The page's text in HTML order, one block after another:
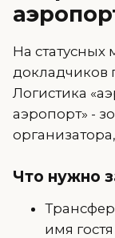
На статусных
докладчиков
Логистика
аэропорт» -
Что нужно
Трансфер
имя